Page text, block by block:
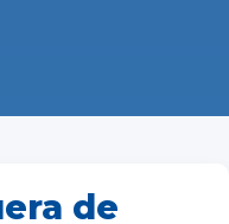
de